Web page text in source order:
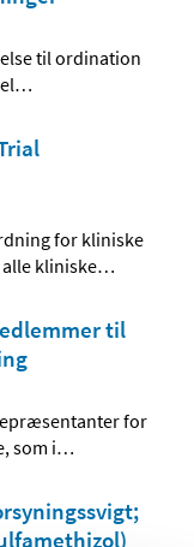
til ordination
…
for kliniske
kliniske…
til
for
som i…